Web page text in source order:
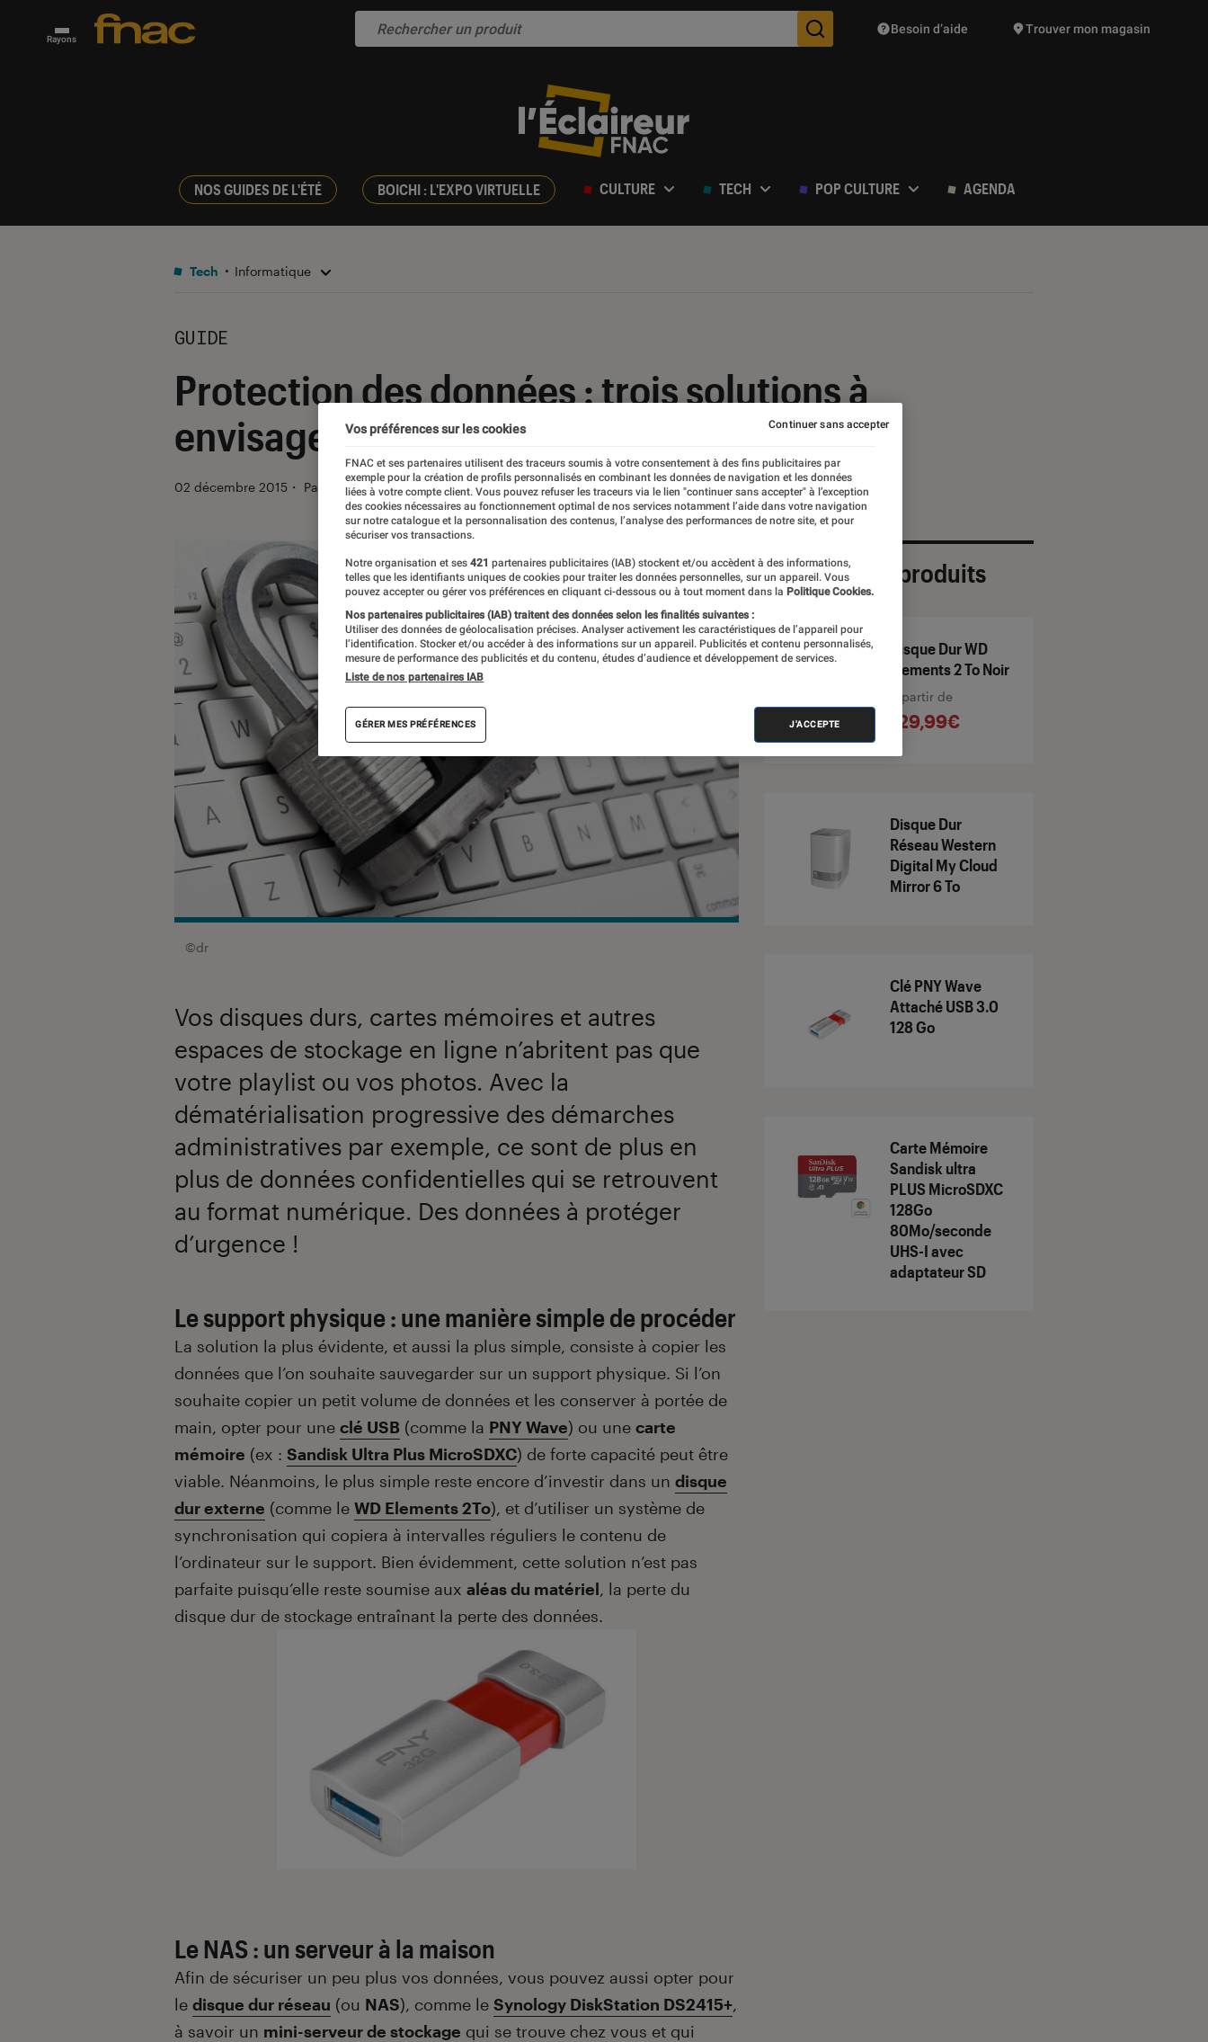
Rayons Des suggestions de produits vont vous être proposées
Besoin d’aide Trouver mon magasin
NOS GUIDES DE L'ÉTÉ BOICHI : L'EXPO VIRTUELLE CULTURE TECH POP CULTURE AGENDA
Tech Informatique
GUIDE
Protection des données : trois solutions à
envisager
02 décembre 2015 ・ Par Benoît Duval
©dr
Vos disques durs, cartes mémoires et autres
espaces de stockage en ligne n’abritent pas que
votre playlist ou vos photos. Avec la
dématérialisation progressive des démarches
administratives par exemple, ce sont de plus en
plus de données confidentielles qui se retrouvent
au format numérique. Des données à protéger
d’urgence !
Le support physique : une manière simple de procéder
La solution la plus évidente, et aussi la plus simple, consiste à copier les
données que l’on souhaite sauvegarder sur un support physique. Si l’on
souhaite copier un petit volume de données et les conserver à portée de
main, opter pour une clé USB (comme la PNY Wave) ou une carte
mémoire (ex : Sandisk Ultra Plus MicroSDXC) de forte capacité peut être
viable. Néanmoins, le plus simple reste encore d’investir dans un disque
dur externe (comme le WD Elements 2To), et d’utiliser un système de
synchronisation qui copiera à intervalles réguliers le contenu de
l’ordinateur sur le support. Bien évidemment, cette solution n’est pas
parfaite puisqu’elle reste soumise aux aléas du matériel, la perte du
disque dur de stockage entraînant la perte des données.
Le NAS : un serveur à la maison
Afin de sécuriser un peu plus vos données, vous pouvez aussi opter pour
le disque dur réseau (ou NAS), comme le Synology DiskStation DS2415+,
à savoir un mini-serveur de stockage qui se trouve chez vous et qui
Sélection de produits
Disque Dur WD
Elements 2 To Noir
À partir de
129,99€
Disque Dur
Réseau Western
Digital My Cloud
Mirror 6 To
Clé PNY Wave
Attaché USB 3.0
128 Go
Carte Mémoire
Sandisk ultra
PLUS MicroSDXC
128Go
80Mo/seconde
UHS-I avec
adaptateur SD
Vos préférences sur les cookies
FNAC et ses partenaires utilisent des traceurs soumis à votre consentement à des fins publicitaires par
exemple pour la création de profils personnalisés en combinant les données de navigation et les données
liées à votre compte client. Vous pouvez refuser les traceurs via le lien "continuer sans accepter" à l’exception
des cookies nécessaires au fonctionnement optimal de nos services notamment l’aide dans votre navigation
sur notre catalogue et la personnalisation des contenus, l’analyse des performances de notre site, et pour
sécuriser vos transactions.
Notre organisation et ses 421 partenaires publicitaires (IAB) stockent et/ou accèdent à des informations,
telles que les identifiants uniques de cookies pour traiter les données personnelles, sur un appareil. Vous
pouvez accepter ou gérer vos préférences en cliquant ci-dessous ou à tout moment dans la Politique Cookies.
Nos partenaires publicitaires (IAB) traitent des données selon les finalités suivantes :
Utiliser des données de géolocalisation précises. Analyser activement les caractéristiques de l’appareil pour
l’identification. Stocker et/ou accéder à des informations sur un appareil. Publicités et contenu personnalisés,
mesure de performance des publicités et du contenu, études d’audience et développement de services.
Liste de nos partenaires IAB
GÉRER MES PRÉFÉRENCES J'ACCEPTE
Continuer sans accepter